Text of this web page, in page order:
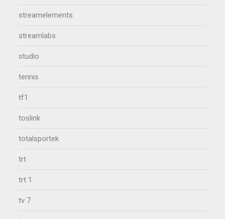
streamelements
streamlabs
studio
tennis
tf1
toslink
totalsportek
trt
trt 1
tv 7